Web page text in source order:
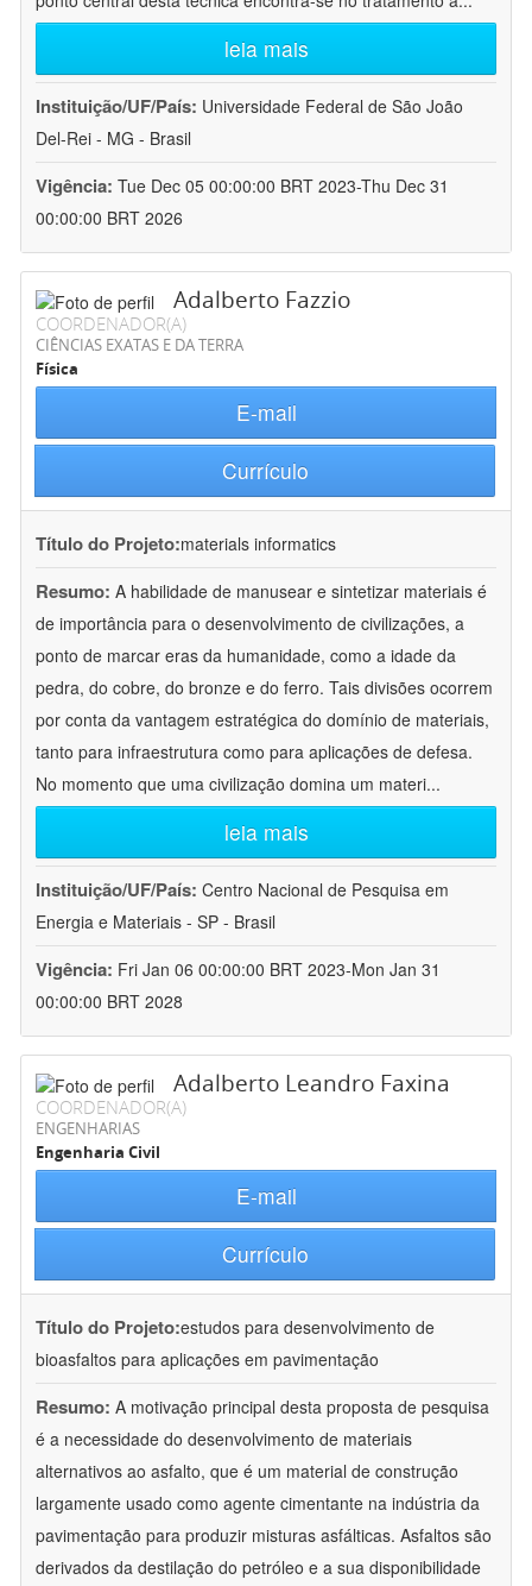
leia mais
Instituição/UF/País: Universidade Federal de São João
Del-Rei - MG - Brasil
Vigência: Tue Dec 05 00:00:00 BRT 2023-Thu Dec 31
00:00:00 BRT 2026
Adalberto Fazzio
COORDENADOR(A)
CIÊNCIAS EXATAS E DA TERRA
Física
E-mail
Currículo
Título do Projeto:materials informatics
Resumo: A habilidade de manusear e sintetizar materiais é
de importância para o desenvolvimento de civilizações, a
ponto de marcar eras da humanidade, como a idade da
pedra, do cobre, do bronze e do ferro. Tais divisões ocorrem
por conta da vantagem estratégica do domínio de materiais,
tanto para infraestrutura como para aplicações de defesa.
No momento que uma civilização domina um materi...
leia mais
Instituição/UF/País: Centro Nacional de Pesquisa em
Energia e Materiais - SP - Brasil
Vigência: Fri Jan 06 00:00:00 BRT 2023-Mon Jan 31
00:00:00 BRT 2028
Adalberto Leandro Faxina
COORDENADOR(A)
ENGENHARIAS
Engenharia Civil
E-mail
Currículo
Título do Projeto:estudos para desenvolvimento de
bioasfaltos para aplicações em pavimentação
Resumo: A motivação principal desta proposta de pesquisa
é a necessidade do desenvolvimento de materiais
alternativos ao asfalto, que é um material de construção
largamente usado como agente cimentante na indústria da
pavimentação para produzir misturas asfálticas. Asfaltos são
derivados da destilação do petróleo e a sua disponibilidade